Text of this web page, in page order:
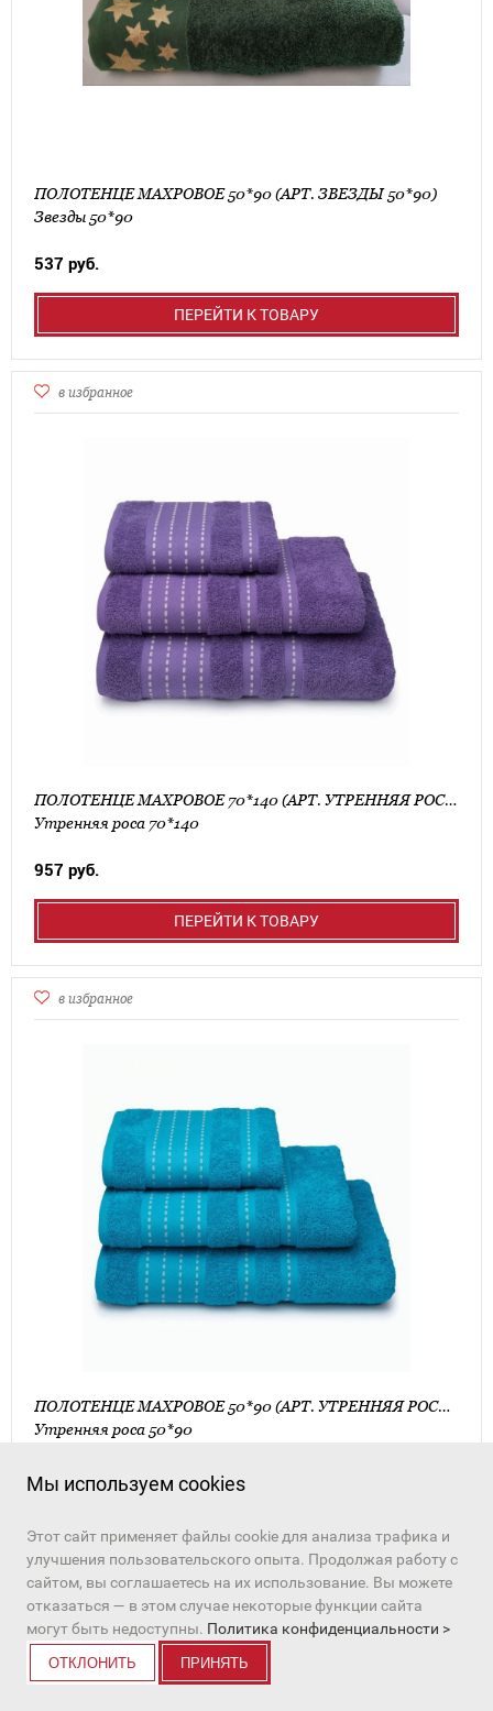
ПОЛОТЕНЦЕ МАХРОВОЕ 50*90 (АРТ. ЗВЕЗДЫ 50*90)
Звезды 50*90
537 руб.
ПЕРЕЙТИ К ТОВАРУ
в избранное
ПОЛОТЕНЦЕ МАХРОВОЕ 70*140 (АРТ. УТРЕННЯЯ РОСА 70*140)
Утренняя роса 70*140
957 руб.
ПЕРЕЙТИ К ТОВАРУ
в избранное
ПОЛОТЕНЦЕ МАХРОВОЕ 50*90 (АРТ. УТРЕННЯЯ РОСА 50*90)
Утренняя роса 50*90
454 руб.
ПЕРЕЙТИ К ТОВАРУ
в избранное
Мы используем cookies
Этот сайт применяет файлы cookie для анализа трафика и
улучшения пользовательского опыта. Продолжая работу с
сайтом, вы соглашаетесь на их использование. Вы можете
отказаться — в этом случае некоторые функции сайта
могут быть недоступны. Политика конфиденциальности >
ОТКЛОНИТЬ ПРИНЯТЬ